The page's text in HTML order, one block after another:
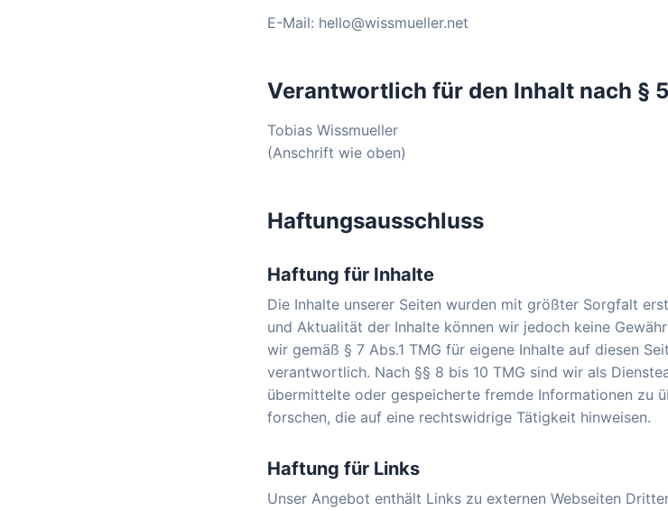
E-Mail: hello@wissmueller.net
Verantwortlich für den Inhalt nach §
Tobias Wissmueller
(Anschrift wie oben)
Haftungsausschluss
Haftung für Inhalte
Die Inhalte unserer Seiten wurden mit größter Sorgfalt
und Aktualität der Inhalte können wir jedoch keine
wir gemäß § 7 Abs.1 TMG für eigene Inhalte auf diesen
verantwortlich. Nach §§ 8 bis 10 TMG sind wir als
übermittelte oder gespeicherte fremde Informationen zu
forschen, die auf eine rechtswidrige Tätigkeit hinweisen.
Haftung für Links
Unser Angebot enthält Links zu externen Webseiten